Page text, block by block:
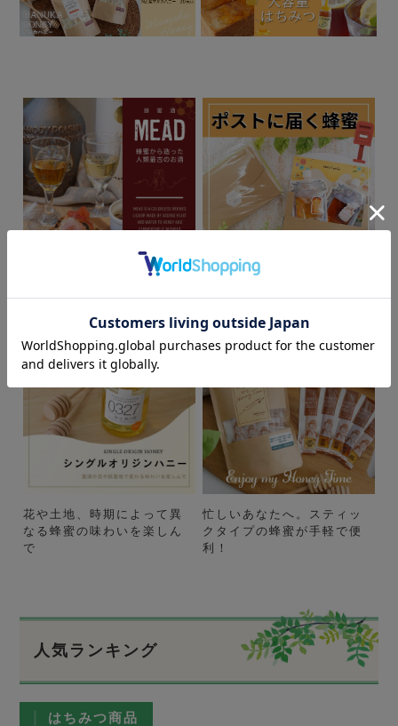
花や土地、時期によって異
なる蜂蜜の味わいを楽しん
で
忙しいあなたへ。スティッ
クタイプの蜂蜜が手軽で便
利！
人気ランキング
はちみつ商品